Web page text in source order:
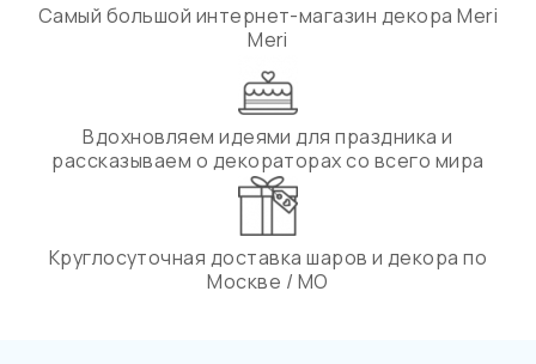
Самый большой интернет-магазин декора Meri
Meri
Вдохновляем идеями для праздника и
рассказываем о декораторах со всего мира
Круглосуточная доставка шаров и декора по
Москве / МО